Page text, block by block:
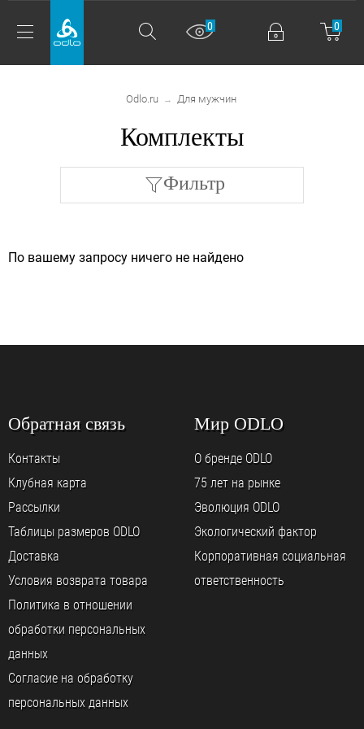
0
0
Odlo.ru → Для мужчин
Комплекты
Фильтр
По вашему запросу ничего не найдено
Обратная связь
Контакты
Клубная карта
Рассылки
Таблицы размеров ODLO
Доставка
Условия возврата товара
Политика в отношении
обработки персональных
данных
Согласие на обработку
персональных данных
Мир ODLO
О бренде ODLO
75 лет на рынке
Эволюция ODLO
Экологический фактор
Корпоративная социальная
ответственность